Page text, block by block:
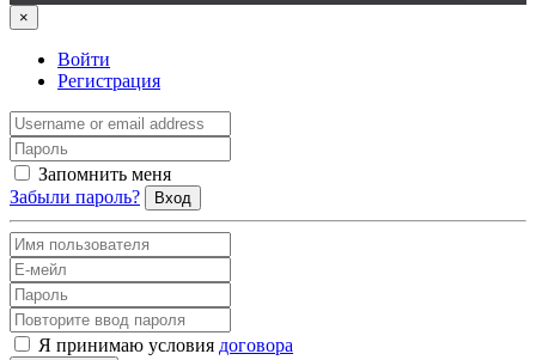
×
Войти
Регистрация
Запомнить меня
Забыли пароль?
Вход
Я принимаю условия договора